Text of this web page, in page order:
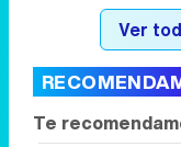
Ver